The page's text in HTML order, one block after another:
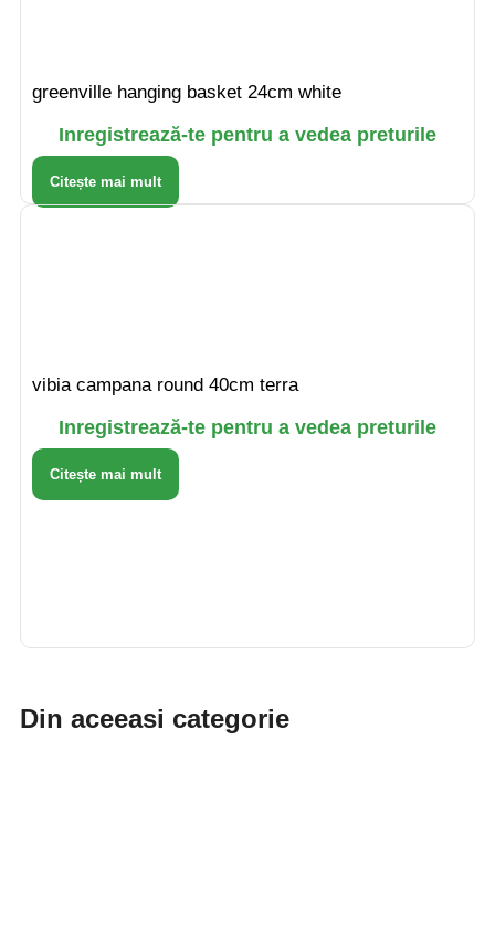
greenville hanging basket 24cm white
Inregistrează-te pentru a vedea preturile
Citește mai mult
vibia campana round 40cm terra
Inregistrează-te pentru a vedea preturile
Citește mai mult
Din aceeasi categorie